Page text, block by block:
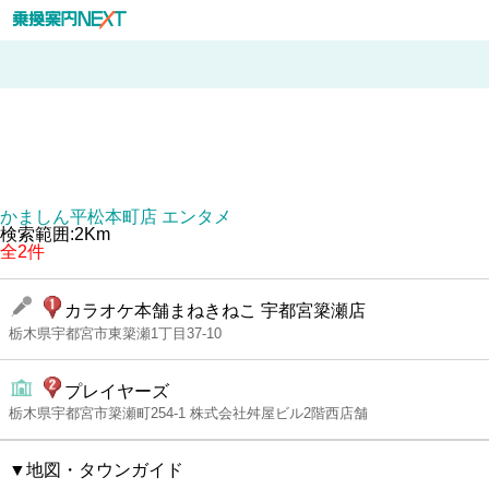
かましん平松本町店 エンタメ
検索範囲:2Km
全2件
カラオケ本舗まねきねこ 宇都宮簗瀬店
栃木県宇都宮市東簗瀬1丁目37-10
プレイヤーズ
栃木県宇都宮市簗瀬町254-1 株式会社舛屋ビル2階西店舗
▼地図・タウンガイド